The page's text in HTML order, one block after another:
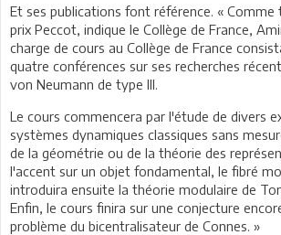
Et ses publications font référence. « Comme
prix Peccot, indique le Collège de France,
charge de cours au Collège de France
quatre conférences sur ses recherches
von Neumann de type III.
Le cours commencera par l'étude de divers
systèmes dynamiques classiques sans
de la géométrie ou de la théorie des
l'accent sur un objet fondamental, le fibré
introduira ensuite la théorie modulaire de
Enfin, le cours finira sur une conjecture
problème du bicentralisateur de Connes. »